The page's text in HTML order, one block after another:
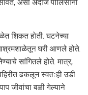
असा अंदाज पोलिसांनी
शिकत होती. घटनेच्या
घरी आणले होते.
सांगितले होते. मात्र,
ढकलून स्वतःही उडी
जीवांचा बळी गेल्याने